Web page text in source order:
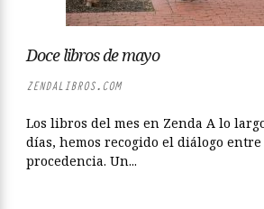
Doce libros de mayo
ZENDALIBROS.COM
Los libros del mes en Zenda A lo
días, hemos recogido el diálogo
procedencia. Un...